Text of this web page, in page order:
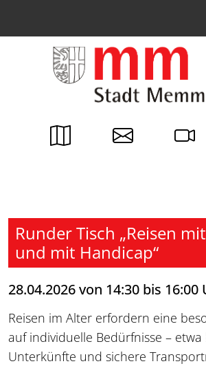
Runder Tisch „Reisen
und mit Handicap“
28.04.2026 von 14:30 bis 16:00
Reisen im Alter erfordern eine
auf individuelle Bedürfnisse –
Unterkünfte und sichere